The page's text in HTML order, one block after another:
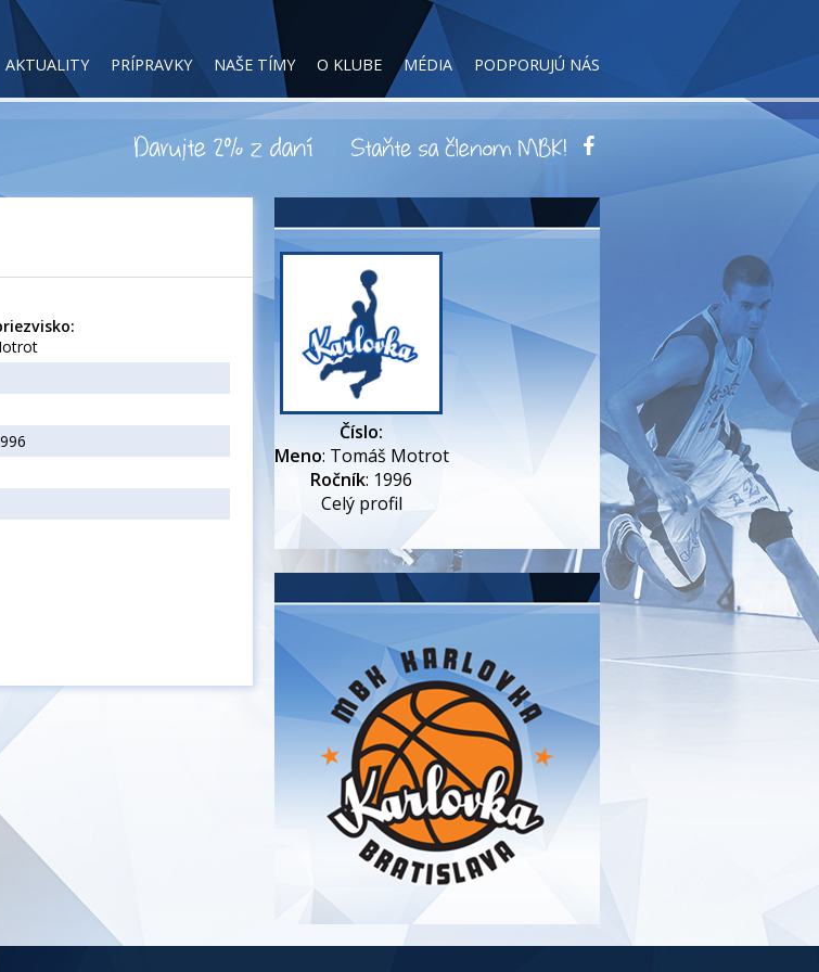
AKTUALITY PRÍPRAVKY NAŠE TÍMY O KLUBE MÉDIA PODPORUJÚ NÁS
Číslo:
Meno: Tomáš Motrot
Ročník: 1996
Celý profil